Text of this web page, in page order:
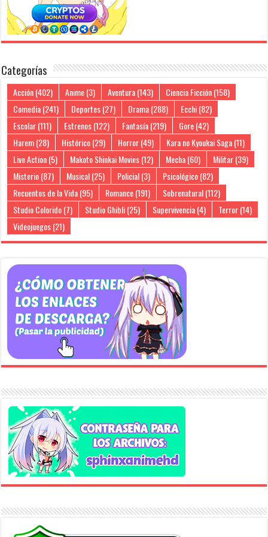
Categorías
Acción(402) Anime(3) Aventura(143) Ciencia Ficción(158)
Comedia(241) Deportes(27) Drama(288) Ecchi(82)
Escolar(111) Estrenos(122) Fantasía(219) Gore(42)
Harem(28) Histórico(29) Horror(49) Kara no Kyoukai Saga(11)
Live Action(5) Makoto Shinkai Movies(12) Mecha(60) Militar(39)
Misterio(87) Musical(25) Policial(3) Psicológico(82)
Recuentos de la Vida(95) Romance(191) Sobrenatural(112)
Studio Colorido(7) Studio Ghibli(25) Supervivencia(4) Terror(14)
Videojuegos(21)